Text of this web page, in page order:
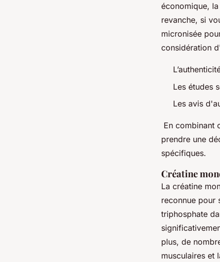
économique,
revanche, si
micronisée
considération
Les études
Les avis
En combinant
prendre une
spécifiques.
Créatine
La créatine
reconnue pour
triphosphate
plus, de
musculaires et